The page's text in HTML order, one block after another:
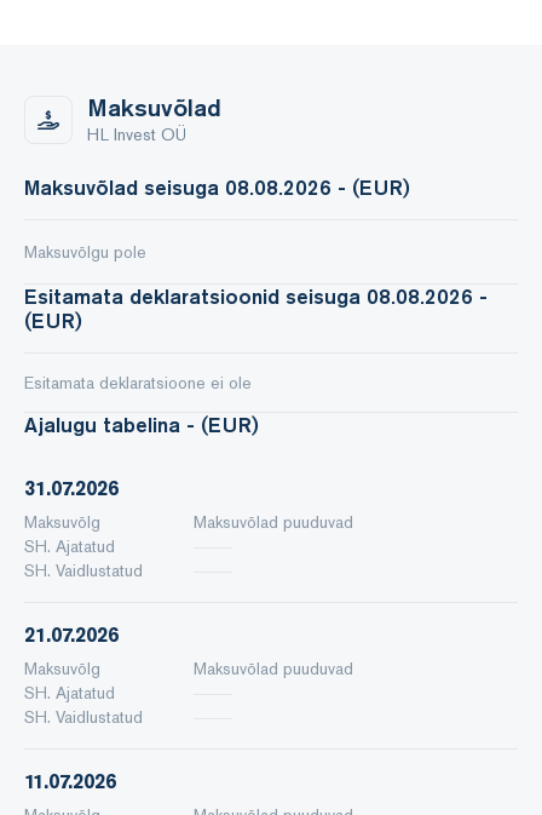
Maksuvõlad
HL Invest OÜ
Maksuvõlad seisuga 08.08.2026 - (EUR)
Maksuvõlgu pole
Esitamata deklaratsioonid seisuga 08.08.2026 -
(EUR)
Esitamata deklaratsioone ei ole
Ajalugu tabelina - (EUR)
31.07.2026
Maksuvõlg
Maksuvõlad puuduvad
SH. Ajatatud
SH. Vaidlustatud
21.07.2026
Maksuvõlg
Maksuvõlad puuduvad
SH. Ajatatud
SH. Vaidlustatud
11.07.2026